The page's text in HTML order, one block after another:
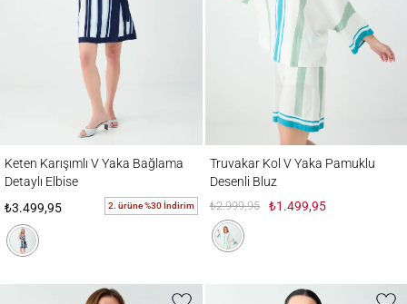
Keten Karışımlı V Yaka Bağlama
Detaylı Elbise
₺3.499,95
2. ürüne %30 İndirim
Truvakar Kol V Yaka Pamuklu
Desenli Bluz
₺2.999,95 ₺1.499,95